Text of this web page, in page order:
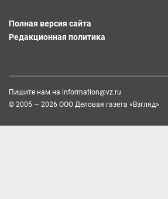
Полная версия сайта
Редакционная политика
Пишите нам на information@vz.ru
© 2005 — 2026 ООО Деловая газета «Взгляд»